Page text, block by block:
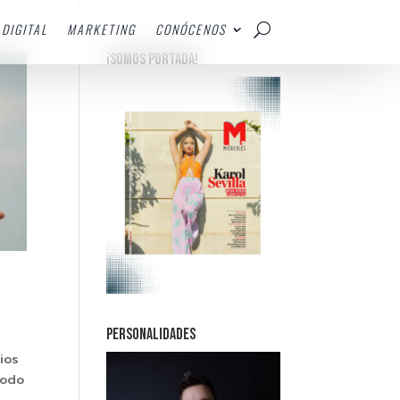
MARKETING CONÓCENOS
¡SOMOS PORTADA!
PERSONALIDADES